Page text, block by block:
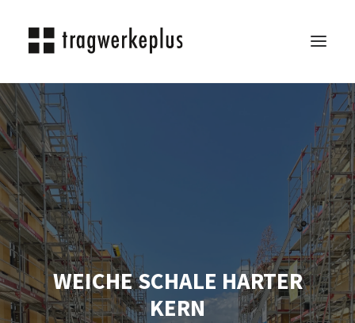
TRAGWERKEPLUS
BLOG
REFERENZEN
ÜBER UNS
KARRIERE
KONTAKT
SEARCH
WEICHE SCHALE HARTER
KERN